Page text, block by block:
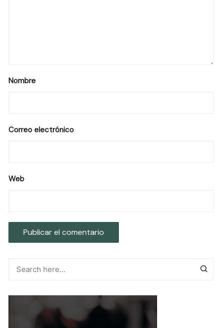
Nombre
Correo electrónico
Web